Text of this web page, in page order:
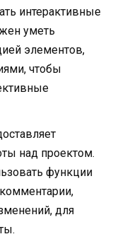
интерактивные
уметь
элементов,
чтобы
над проектом.
функции
для